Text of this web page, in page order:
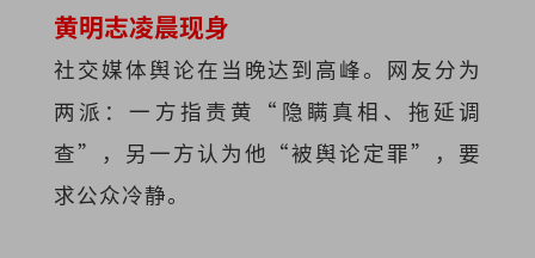
黄明志凌晨现身
社交媒体舆论在当晚达到高峰。网友分为
两派：一方指责黄“隐瞒真相、拖延调
查”，另一方认为他“被舆论定罪”，要
求公众冷静。